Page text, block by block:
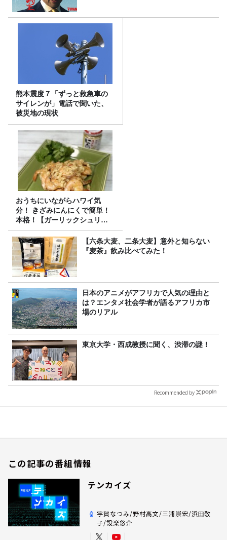
熊本震度７「ずっと救急車の
サイレンが」電話で聞いた、
被災地の現状
おうちにいながらハワイ気
分！ きざみにんにくで簡単！
本格！【ガーリックシュリン
プ】 桃屋のかんたんレシピ
【六条大麦、二条大麦】意外と知らない
『麦茶』飲み比べてみた！
日本のアニメがアフリカで人気の理由と
は？エンタメ社会学者が語るアフリカ市
場のリアル
東京大学・西成教授に聞く、渋滞の謎！
Recommended by
この記事の番組情報
テンカイズ
宇賀なつみ/野村高文/三浦崇宏/浜田敬
子/設楽悠介